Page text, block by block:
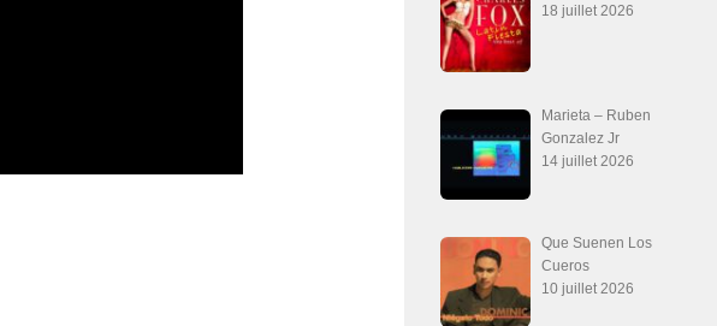
18 juillet 2026
Marieta – Ruben
Gonzalez Jr
14 juillet 2026
Que Suenen Los
Cueros
10 juillet 2026